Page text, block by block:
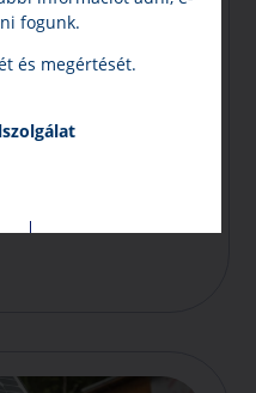
fogunk.
és megértését.